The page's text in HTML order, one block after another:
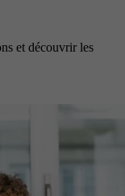
et découvrir les